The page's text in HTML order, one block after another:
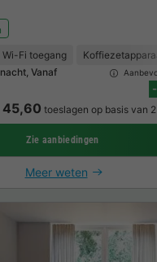
Wi-Fi toegang
Vanaf
45,60 toeslagen op basis van
Zie aanbiedingen
Meer weten